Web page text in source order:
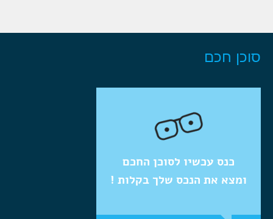
סוכן חכם
כנס עכשיו לסוכן החכם
ומצא את הנכס שלך בקלות !